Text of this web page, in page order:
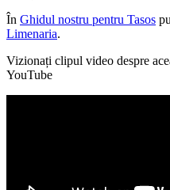
În Ghidul nostru pentru Tasos
Limenaria.
Vizionați clipul video despre
YouTube